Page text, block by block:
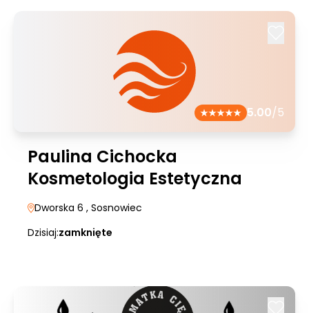
5.00/5
Paulina Cichocka
Kosmetologia Estetyczna
Dworska 6 , Sosnowiec
Dzisiaj:zamknięte